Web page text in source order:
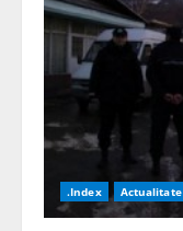
.Index Actualitate